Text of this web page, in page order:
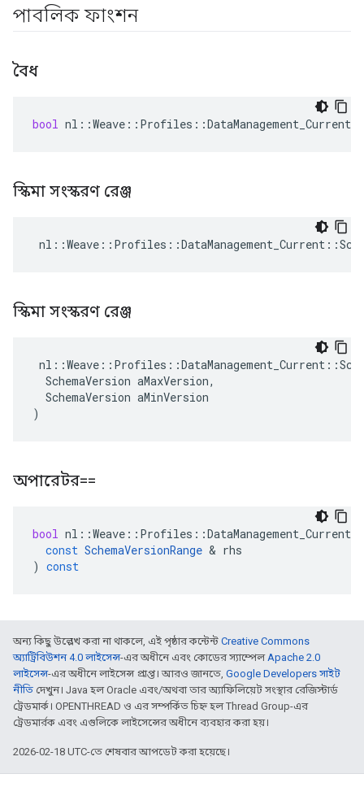
পাবলিক ফাংশন
বৈধ
bool nl ::Weave :: Profiles ::DataManagement_Current
স্কিমা সংস্করণ রেঞ্জ
স্কিমা সংস্করণ রেঞ্জ
  SchemaVersion aMaxVersion,
  SchemaVersion aMinVersion
)
অপারেটর==
bool nl ::Weave :: Profiles ::DataManagement_Current
const SchemaVersionRange & rhs
) const
অন্য কিছু উল্লেখ করা না থাকলে, এই পৃষ্ঠার কন্টেন্ট Creative Commons
অ্যাট্রিবিউশন 4.0 লাইসেন্স-এর অধীনে এবং কোডের স্যাম্পেলApache 2.0
লাইসেন্স-এর অধীনে লাইসেন্স প্রাপ্ত। আরও জানতে, Google Developers সাইট
নীতি দেখুন। Java হল Oracle এবং/অথবা তার অ্যাফিলিয়েট সংস্থার রেজিস্টার্ড
ট্রেডমার্ক। OPENTHREAD ও এর সম্পর্কিত চিহ্ন হল Thread Group-এর
ট্রেডমার্রক এবং এগুলিকে লাইসেন্সের অধীনে ব্যবহার করা হয়।
2026-02-18 UTC-তে শেষবার আপডেট করা হয়েছে।